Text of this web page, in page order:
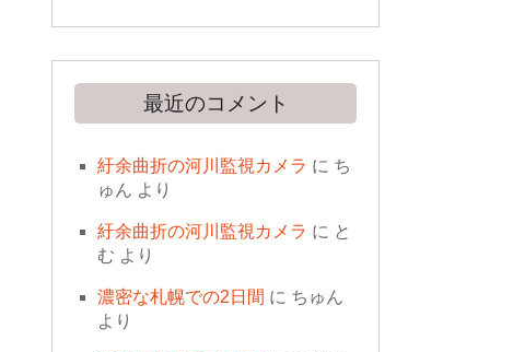
最近のコメント
紆余曲折の河川監視カメラ に ち
ゅん より
紆余曲折の河川監視カメラ に と
む より
濃密な札幌での2日間 に ちゅん
より